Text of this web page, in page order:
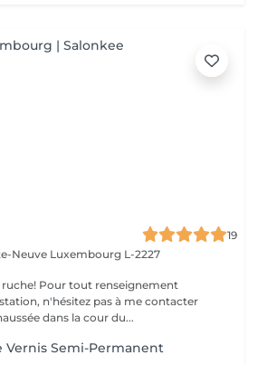
19
Neuve Luxembourg L-2227
ruche! Pour tout renseignement
n'hésitez pas à me contacter
dans la cour du...
Vernis Semi-Permanent